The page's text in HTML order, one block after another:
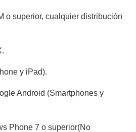
o superior, cualquier distribución
y iPad).
Android (Smartphones y
Phone 7 o superior(No